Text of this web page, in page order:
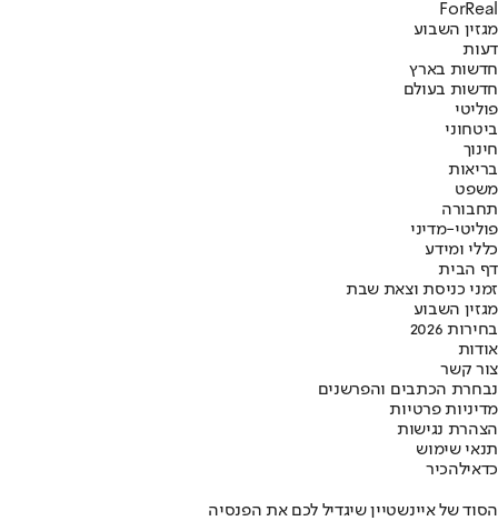
ForReal
מגזין השבוע
דעות
חדשות בארץ
חדשות בעולם
פוליטי
ביטחוני
חינוך
בריאות
משפט
תחבורה
פוליטי-מדיני
כללי ומידע
דף הבית
זמני כניסת וצאת שבת
מגזין השבוע
בחירות 2026
אודות
צור קשר
נבחרת הכתבים והפרשנים
מדיניות פרטיות
הצהרת נגישות
תנאי שימוש
כדאילהכיר
הסוד של איינשטיין שיגדיל לכם את הפנסיה